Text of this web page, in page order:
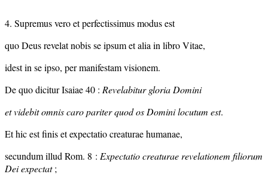
4. Supremus vero et perfectissimus modus est
quo Deus revelat nobis se ipsum et alia in libro Vitae,
idest in se ipso, per manifestam visionem.
De quo dicitur Isaiae 40 : Revelabitur gloria Domini
et videbit omnis caro pariter quod os Domini locutum est.
Et hic est finis et expectatio creaturae humanae,
secundum illud Rom. 8 : Expectatio creaturae revelationem filiorum
Dei expectat;